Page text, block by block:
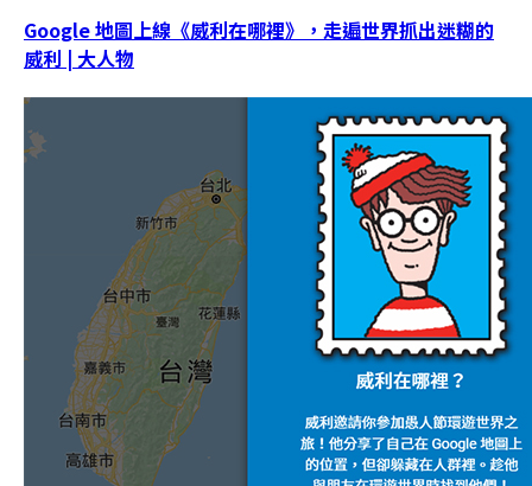
Google 地圖上線《威利在哪裡》，走遍世界抓出迷糊的
威利 | 大人物